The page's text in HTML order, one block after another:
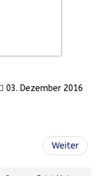
03. Dezember 2016
Weiter